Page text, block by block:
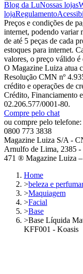
Blog da LuNossas lojas
lojaRegulamento
Preços e condições de
internet, podendo variar
de até 5 peças de cada
estoques para internet.
valores, o preço válido é
O Magazine Luiza atua
Resolução CMN nº
crédito e operações de
Crédito, Financiamento
02.206.577/0001-80.
Compre pelo chat
ou compre pelo telefone:
0800 773 3838
Magazine Luiza S/A -
Arnulfo de Lima, 2385 -
471 ® Magazine Luiza –
Home
>beleza e
>Maquiagem
>Facial
>Base
>Base Líquida
KFF001 - Koasis